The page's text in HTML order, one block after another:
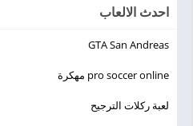
احدث الالعاب
GTA San Andreas
pro soccer online مهكرة
لعبة ركلات الترجيح